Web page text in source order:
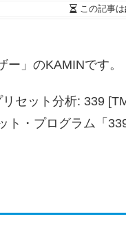
この記事は
ー」のKAMINです。
セット分析: 339
ト・プログラム「